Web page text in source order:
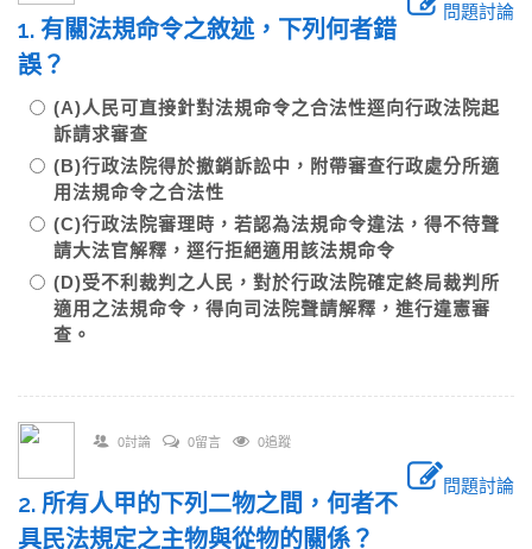
問題討論
1. 有關法規命令之敘述，下列何者錯
誤？
(A)人民可直接針對法規命令之合法性逕向行政法院起
訴請求審查
(B)行政法院得於撤銷訴訟中，附帶審查行政處分所適
用法規命令之合法性
(C)行政法院審理時，若認為法規命令違法，得不待聲
請大法官解釋，逕行拒絕適用該法規命令
(D)受不利裁判之人民，對於行政法院確定終局裁判所
適用之法規命令，得向司法院聲請解釋，進行違憲審
查。
0討論 0留言 0追蹤
問題討論
2. 所有人甲的下列二物之間，何者不
具民法規定之主物與從物的關係？